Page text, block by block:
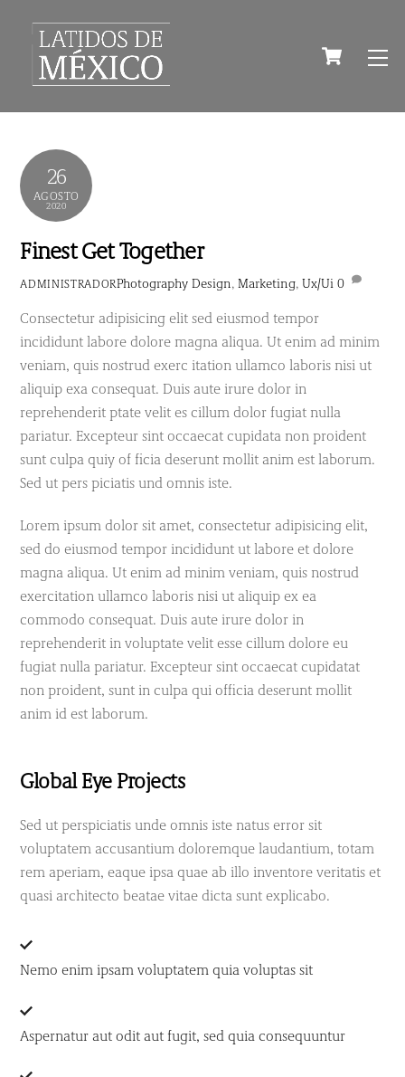
content
Cart
26
AGOSTO
2020
Finest Get Together
ADMINISTRADORPhotography Design, Marketing, Ux/Ui 0
Consectetur adipisicing elit sed eiusmod tempor
incididunt labore dolore magna aliqua. Ut enim ad minim
veniam, quis nostrud exerc itation ullamco laboris nisi ut
aliquip exa consequat. Duis aute irure dolor in
reprehenderit ptate velit es cillum dolor fugiat nulla
pariatur. Excepteur sint occaecat cupidata non proident
sunt culpa quiy of ficia deserunt mollit anim est laborum.
Sed ut pers piciatis und omnis iste.
Lorem ipsum dolor sit amet, consectetur adipisicing elit,
sed do eiusmod tempor incididunt ut labore et dolore
magna aliqua. Ut enim ad minim veniam, quis nostrud
exercitation ullamco laboris nisi ut aliquip ex ea
commodo consequat. Duis aute irure dolor in
reprehenderit in voluptate velit esse cillum dolore eu
fugiat nulla pariatur. Excepteur sint occaecat cupidatat
non proident, sunt in culpa qui officia deserunt mollit
anim id est laborum.
Global Eye Projects
Sed ut perspiciatis unde omnis iste natus error sit
voluptatem accusantium doloremque laudantium, totam
rem aperiam, eaque ipsa quae ab illo inventore veritatis et
quasi architecto beatae vitae dicta sunt explicabo.
Nemo enim ipsam voluptatem quia voluptas sit
Aspernatur aut odit aut fugit, sed quia consequuntur